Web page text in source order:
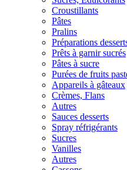
Croustillants
Pâtes
Pralins
Préparations
Prêts à garnir sucrés
Pâtes à sucre
Purées de fruits
Appareils à gâteaux
Crèmes, Flans
Autres
Sauces desserts
Spray réfrigérants
Sucres
Vanilles
Autres